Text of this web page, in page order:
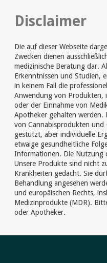
Disclaimer
Die auf dieser Webseite
Zwecken dienen
medizinische Beratung dar.
Erkenntnissen und Studien,
in keinem Fall die
Anwendung von Produkten,
oder der Einnahme von
Apotheker gehalten werden.
von Cannabisprodukten und
gestützt, aber individuelle
etwaige gesundheitliche
Informationen. Die Nutzung
Unsere Produkte sind nicht
Krankheiten gedacht. Sie
Behandlung angesehen
und europäischen Rechts,
Medizinprodukte (MDR).
oder Apotheker.